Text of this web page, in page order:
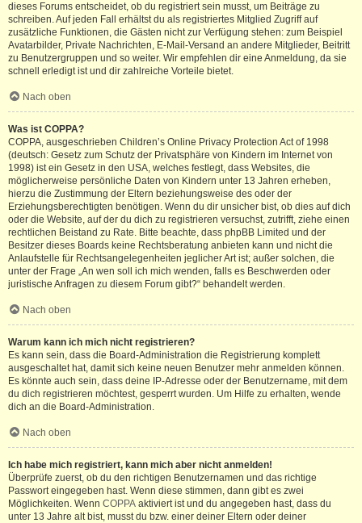
dieses Forums entscheidet, ob du registriert sein musst, um Beiträge zu
schreiben. Auf jeden Fall erhältst du als registriertes Mitglied Zugriff auf
zusätzliche Funktionen, die Gästen nicht zur Verfügung stehen: zum Beispiel
Avatarbilder, Private Nachrichten, E-Mail-Versand an andere Mitglieder, Beitritt
zu Benutzergruppen und so weiter. Wir empfehlen dir eine Anmeldung, da sie
schnell erledigt ist und dir zahlreiche Vorteile bietet.
Nach oben
Was ist COPPA?
COPPA, ausgeschrieben Children’s Online Privacy Protection Act of 1998
(deutsch: Gesetz zum Schutz der Privatsphäre von Kindern im Internet von
1998) ist ein Gesetz in den USA, welches festlegt, dass Websites, die
möglicherweise persönliche Daten von Kindern unter 13 Jahren erheben,
hierzu die Zustimmung der Eltern beziehungsweise des oder der
Erziehungsberechtigten benötigen. Wenn du dir unsicher bist, ob dies auf dich
oder die Website, auf der du dich zu registrieren versuchst, zutrifft, ziehe einen
rechtlichen Beistand zu Rate. Bitte beachte, dass phpBB Limited und der
Besitzer dieses Boards keine Rechtsberatung anbieten kann und nicht die
Anlaufstelle für Rechtsangelegenheiten jeglicher Art ist; außer solchen, die
unter der Frage „An wen soll ich mich wenden, falls es Beschwerden oder
juristische Anfragen zu diesem Forum gibt?“ behandelt werden.
Nach oben
Warum kann ich mich nicht registrieren?
Es kann sein, dass die Board-Administration die Registrierung komplett
ausgeschaltet hat, damit sich keine neuen Benutzer mehr anmelden können.
Es könnte auch sein, dass deine IP-Adresse oder der Benutzername, mit dem
du dich registrieren möchtest, gesperrt wurden. Um Hilfe zu erhalten, wende
dich an die Board-Administration.
Nach oben
Ich habe mich registriert, kann mich aber nicht anmelden!
Überprüfe zuerst, ob du den richtigen Benutzernamen und das richtige
Passwort eingegeben hast. Wenn diese stimmen, dann gibt es zwei
Möglichkeiten. Wenn COPPA aktiviert ist und du angegeben hast, dass du
unter 13 Jahre alt bist, musst du bzw. einer deiner Eltern oder deiner